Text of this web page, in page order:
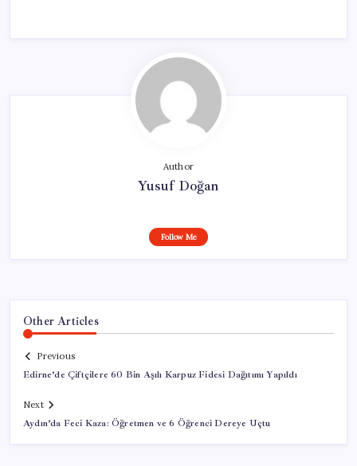
Author
Yusuf Doğan
Follow Me
Other Articles
Previous
Edirne’de Çiftçilere 60 Bin Aşılı Karpuz Fidesi Dağıtımı Yapıldı
Next
Aydın’da Feci Kaza: Öğretmen ve 6 Öğrenci Dereye Uçtu